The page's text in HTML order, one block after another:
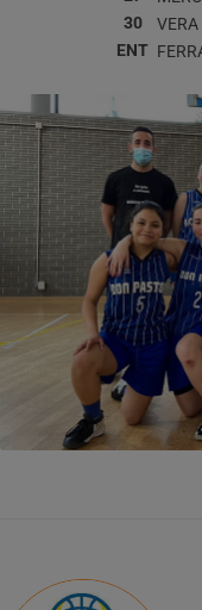
30
VERA
ENT